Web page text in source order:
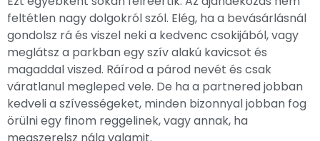
feltétlen nagy dolgokról szól. Elég, ha a bevásárlásnál
gondolsz rá és viszel neki a kedvenc csokijából, vagy
meglátsz a parkban egy szív alakú kavicsot és
magaddal viszed. Ráírod a párod nevét és csak
váratlanul megleped vele. De ha a partnered jobban
kedveli a szívességeket, minden bizonnyal jobban fog
örülni egy finom reggelinek, vagy annak, ha